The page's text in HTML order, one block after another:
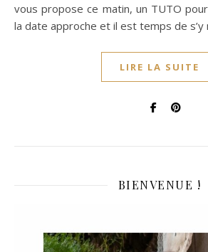
vous propose ce matin, un TUTO
la date approche et il est temps de s’y
LIRE LA SUITE
BIENVENUE !